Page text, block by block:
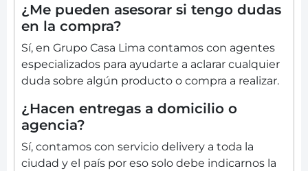
¿Me pueden asesorar si tengo dudas
en la compra?
Sí, en Grupo Casa Lima contamos con agentes
especializados para ayudarte a aclarar cualquier
duda sobre algún producto o compra a realizar.
¿Hacen entregas a domicilio o
agencia?
Sí, contamos con servicio delivery a toda la
ciudad y el país por eso solo debe indicarnos la